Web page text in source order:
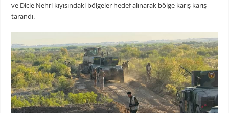
ve Dicle Nehri kıyısındaki bölgeler hedef alınarak bölge karış karış
tarandı.